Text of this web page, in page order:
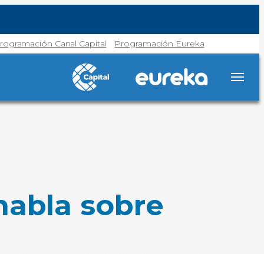
Canal Capital Programación Eureka
sobre